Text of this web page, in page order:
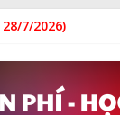
7/2026)
thiếu nhi